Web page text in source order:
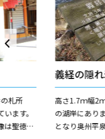
札所
ます。
は聖徳太
義経の隠
高さ1.7ｍ幅2
の湖岸にあり
となり奥州平